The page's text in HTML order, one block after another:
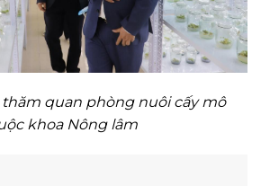
quan phòng nuôi cấy mô
khoa Nông lâm